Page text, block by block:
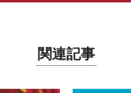
関連記事